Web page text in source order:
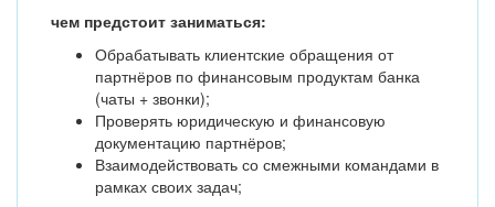
чем предстоит заниматься:
Обрабатывать клиентские обращения от
партнёров по финансовым продуктам банка
(чаты + звонки);
Проверять юридическую и финансовую
документацию партнёров;
Взаимодействовать со смежными командами в
рамках своих задач;